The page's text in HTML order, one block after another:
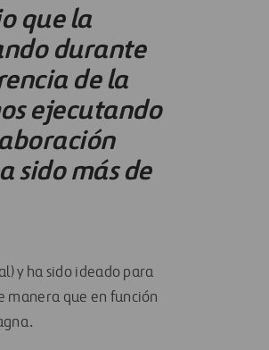
que la
durante
de la
ejecutando
sido más de
y ha sido ideado para
manera que en función